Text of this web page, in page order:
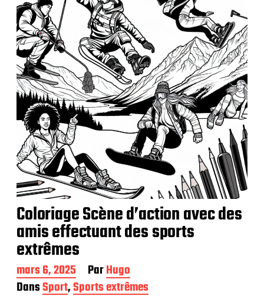
l
i
c
a
t
i
o
n
Coloriage Scène d’action avec des
amis effectuant des sports
extrêmes
D
a
mars 6, 2025 ParHugo
DansSport,Sports extrêmes